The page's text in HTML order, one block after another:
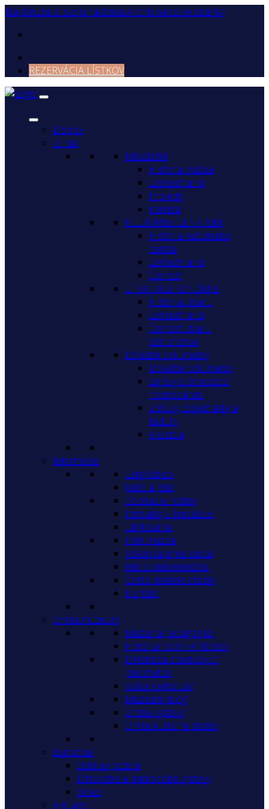
Naplánujte si svoju návštevu Archív webovej stránky
REZERVÁCIA LÍSTKOV
Domov
O nás
MÚZEUM
História múzea
Zamestnanci
Projekty
Kariéra
KULTÚRNE CENTRUM
História kultúrneho
centra
Zamestnanci
Činnosť
ÚTVAR ASTRONÓMIE
História útvaru
Zamestnanci
Činnosť útvaru
astronómie
Dôležité dokumenty
Dôležité dokumenty
Správy o činnosti a
hospodárení
Zmluvy, objednávky a
faktúry
Akvizícia
Informácie
Ceny lístkov
Jedlo a pitie
Otváracie hodiny
Pamiatky v Trebišove
Ubytovanie
Park múzea
Tokajská vínna cesta
Info o debarierizácii
Často kladené otázky
Kontakt
Online múzeum
Múzejná pedagogika
História rodiny Andrássy
Databáza zbierkových
predmetov
Tokaj a jeho dar
Muzeálny blog
Online výstavy
Online kultúrne aktivity
Expozície
Stále expozície
Dlhodobé a krátkodobé výstavy
Video
Aktuality